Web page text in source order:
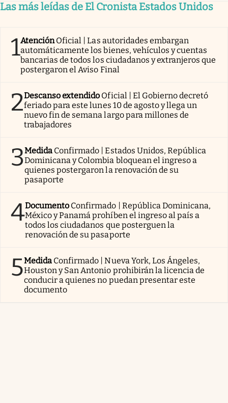
Las más leídas de El Cronista Estados Unidos
1AtenciónOficial | Las autoridades embargan
automáticamente los bienes, vehículos y cuentas
bancarias de todos los ciudadanos y extranjeros que
postergaron el Aviso Final
2Descanso extendido Oficial | El Gobierno decretó
feriado para este lunes 10 de agosto y llega un
nuevo fin de semana largo para millones de
trabajadores
3Medida Confirmado | Estados Unidos, República
Dominicana y Colombia bloquean el ingreso a
quienes postergaron la renovación de su
pasaporte
4Documento Confirmado | República Dominicana,
México y Panamá prohíben el ingreso al país a
todos los ciudadanos que posterguen la
renovación de su pasaporte
5Medida Confirmado | Nueva York, Los Ángeles,
Houston y San Antonio prohibirán la licencia de
conducir a quienes no puedan presentar este
documento